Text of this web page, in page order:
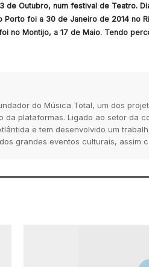
Outubro, num festival de Teatro.
foi a 30 de Janeiro de 2014 no
no Montijo, a 17 de Maio. Tendo
do Música Total, um dos
da plataformas. Ligado ao setor da
e tem desenvolvido um
grandes eventos culturais, assim